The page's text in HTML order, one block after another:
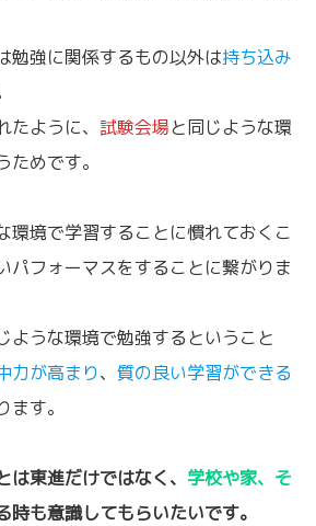
勉強に関係するもの以外は持ち込み
ように、 試験会場と同じような環
めです。
環境で学習することに慣れておくこ
パフォーマスをすることに繋がりま
ような環境で勉強するということ
力が高まり、 質の良い学習ができる
ます。
東進だけではなく、 学校や家、そ
時も意識してもらいたいです。